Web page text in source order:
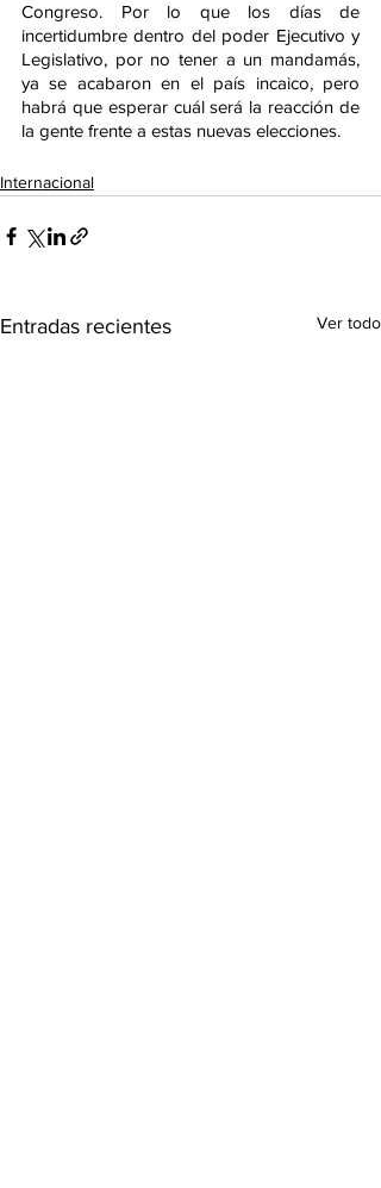
Congreso. Por lo que los días de
incertidumbre dentro del poder Ejecutivo y
Legislativo, por no tener a un mandamás,
ya se acabaron en el país incaico, pero
habrá que esperar cuál será la reacción de
la gente frente a estas nuevas elecciones.
Internacional
Entradas recientes Ver todo